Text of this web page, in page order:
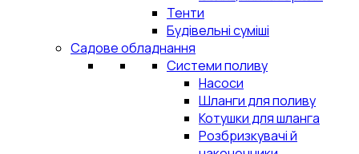
Тенти
Будівельні суміші
Садове обладнання
Системи поливу
Насоси
Шланги для поливу
Котушки для шланга
Розбризкувачі й